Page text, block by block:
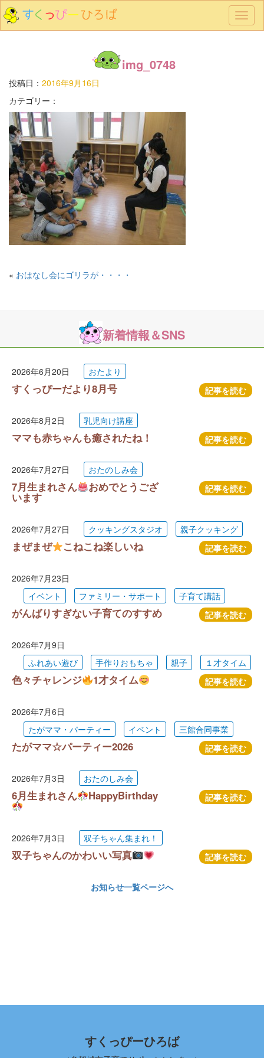
メ
ニ
img_0748
投稿日： 2016年9月16日
カテゴリー：
« おはなし会にゴリラが・・・・
新着情報＆SNS
2026年6月20日 おたより
すくっぴーだより8月号 記事を読む
2026年8月2日 乳児向け講座
ママも赤ちゃんも癒されたね！ 記事を読む
2026年7月27日 おたのしみ会
7月生まれさん おめでとうござ
います
記事を読む
2026年7月27日 クッキングスタジオ 親子クッキング
まぜまぜ こねこね楽しいね 記事を読む
2026年7月23日
イベント
ファミリー・サポート 子育て講話
がんばりすぎない子育てのすすめ 記事を読む
2026年7月9日
ふれあい遊び
手作りおもちゃ 親子 １才タイム
色々チャレンジ 1才タイム 記事を読む
2026年7月6日
たがママ・パーティー
イベント 三館合同事業
たがママ☆パーティー2026 記事を読む
2026年7月3日 おたのしみ会
6月生まれさん HappyBirthday 記事を読む
2026年7月3日 双子ちゃん集まれ！
双子ちゃんのかわいい写真 記事を読む
お知らせ一覧ページへ
すくっぴーひろば